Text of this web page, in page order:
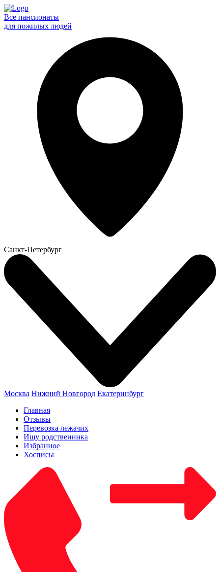
Все пансионаты
для пожилых людей
Санкт-Петербург
Москва Нижний Новгород Екатеринбург
Главная
Отзывы
Перевозка лежачих
Ищу родственника
Избранное
Хосписы